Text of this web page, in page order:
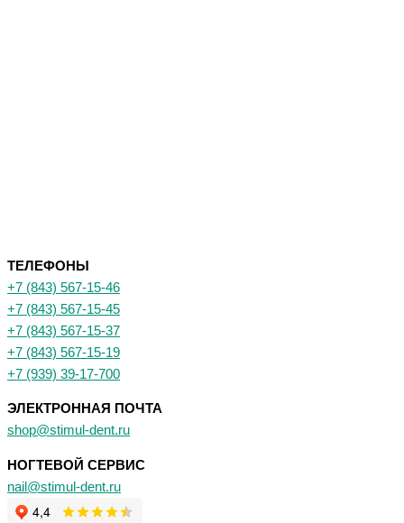
ТЕЛЕФОНЫ
+7 (843) 567-15-46
+7 (843) 567-15-45
+7 (843) 567-15-37
+7 (843) 567-15-19
+7 (939) 39-17-700
ЭЛЕКТРОННАЯ ПОЧТА
shop@stimul-dent.ru
НОГТЕВОЙ СЕРВИС
nail@stimul-dent.ru